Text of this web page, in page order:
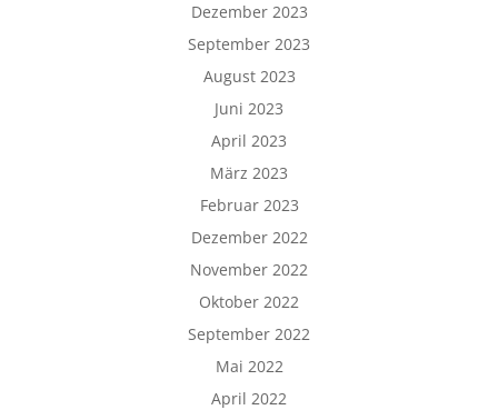
Dezember 2023
September 2023
August 2023
Juni 2023
April 2023
März 2023
Februar 2023
Dezember 2022
November 2022
Oktober 2022
September 2022
Mai 2022
April 2022